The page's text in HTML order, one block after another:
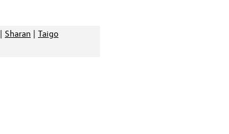
| Sharan | Taigo